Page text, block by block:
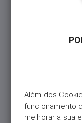
Além dos
funcionamento
melhorar a sua
Cartão Universo
automáticas
pagamento de